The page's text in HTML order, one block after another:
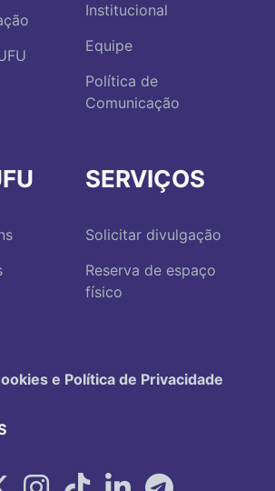
Institucional
Equipe
Política de
Comunicação
SERVIÇOS
Solicitar divulgação
Reserva de espaço
físico
e Política de Privacidade